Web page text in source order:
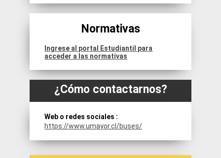
inmediatamente con el Director de
tu Escuela, para ser derivado al
por el personal de transporte.
Normativas
Ingrese al portal Estudiantil para
acceder a las normativas
¿Cómo contactarnos?
Web o redes sociales :
https://www.umayor.cl/buses/